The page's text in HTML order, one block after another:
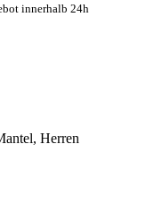
innerhalb 24h
Herren